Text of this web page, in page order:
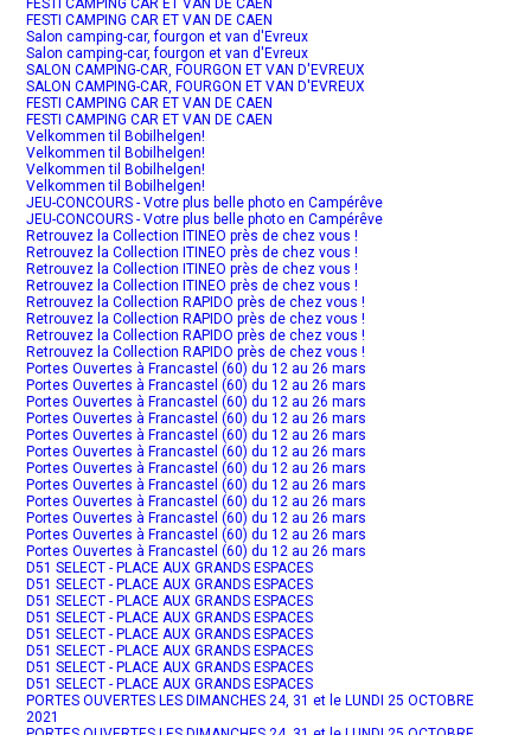
FESTI CAMPING CAR ET VAN DE CAEN
FESTI CAMPING CAR ET VAN DE CAEN
Salon camping-car, fourgon et van d'Evreux
Salon camping-car, fourgon et van d'Evreux
SALON CAMPING-CAR, FOURGON ET VAN D'EVREUX
SALON CAMPING-CAR, FOURGON ET VAN D'EVREUX
FESTI CAMPING CAR ET VAN DE CAEN
FESTI CAMPING CAR ET VAN DE CAEN
Velkommen til Bobilhelgen!
Velkommen til Bobilhelgen!
Velkommen til Bobilhelgen!
Velkommen til Bobilhelgen!
JEU-CONCOURS - Votre plus belle photo en Campérêve
JEU-CONCOURS - Votre plus belle photo en Campérêve
Retrouvez la Collection ITINEO près de chez vous !
Retrouvez la Collection ITINEO près de chez vous !
Retrouvez la Collection ITINEO près de chez vous !
Retrouvez la Collection ITINEO près de chez vous !
Retrouvez la Collection RAPIDO près de chez vous !
Retrouvez la Collection RAPIDO près de chez vous !
Retrouvez la Collection RAPIDO près de chez vous !
Retrouvez la Collection RAPIDO près de chez vous !
Portes Ouvertes à Francastel (60) du 12 au 26 mars
Portes Ouvertes à Francastel (60) du 12 au 26 mars
Portes Ouvertes à Francastel (60) du 12 au 26 mars
Portes Ouvertes à Francastel (60) du 12 au 26 mars
Portes Ouvertes à Francastel (60) du 12 au 26 mars
Portes Ouvertes à Francastel (60) du 12 au 26 mars
Portes Ouvertes à Francastel (60) du 12 au 26 mars
Portes Ouvertes à Francastel (60) du 12 au 26 mars
Portes Ouvertes à Francastel (60) du 12 au 26 mars
Portes Ouvertes à Francastel (60) du 12 au 26 mars
Portes Ouvertes à Francastel (60) du 12 au 26 mars
Portes Ouvertes à Francastel (60) du 12 au 26 mars
D51 SELECT - PLACE AUX GRANDS ESPACES
D51 SELECT - PLACE AUX GRANDS ESPACES
D51 SELECT - PLACE AUX GRANDS ESPACES
D51 SELECT - PLACE AUX GRANDS ESPACES
D51 SELECT - PLACE AUX GRANDS ESPACES
D51 SELECT - PLACE AUX GRANDS ESPACES
D51 SELECT - PLACE AUX GRANDS ESPACES
D51 SELECT - PLACE AUX GRANDS ESPACES
PORTES OUVERTES LES DIMANCHES 24, 31 et le LUNDI 25 OCTOBRE
2021